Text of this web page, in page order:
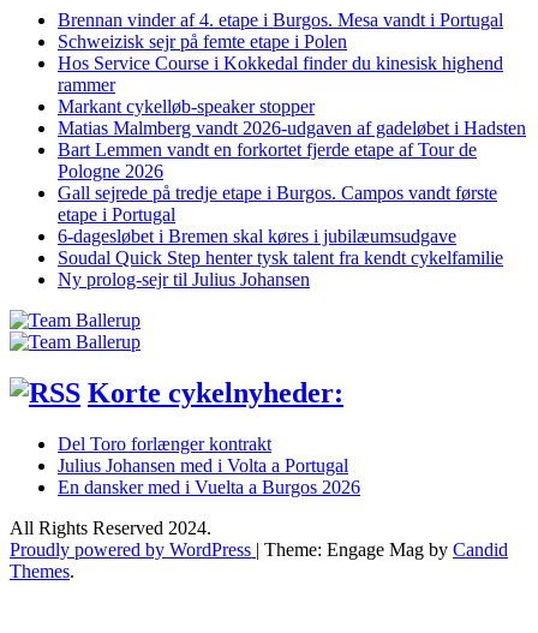
Brennan vinder af 4. etape i Burgos. Mesa vandt i Portugal
Schweizisk sejr på femte etape i Polen
Hos Service Course i Kokkedal finder du kinesisk highend
rammer
Markant cykelløb-speaker stopper
Matias Malmberg vandt 2026-udgaven af gadeløbet i Hadsten
Bart Lemmen vandt en forkortet fjerde etape af Tour de
Pologne 2026
Gall sejrede på tredje etape i Burgos. Campos vandt første
etape i Portugal
6-dagesløbet i Bremen skal køres i jubilæumsudgave
Soudal Quick Step henter tysk talent fra kendt cykelfamilie
Ny prolog-sejr til Julius Johansen
Korte cykelnyheder:
Del Toro forlænger kontrakt
Julius Johansen med i Volta a Portugal
En dansker med i Vuelta a Burgos 2026
All Rights Reserved 2024.
Proudly powered by WordPress | Theme: Engage Mag by Candid
Themes.